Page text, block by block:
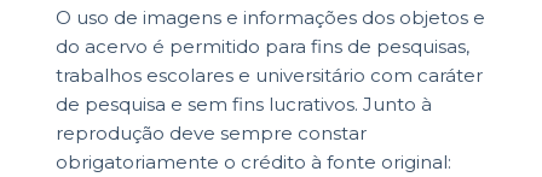
O uso de imagens e informações dos objetos e
do acervo é permitido para fins de pesquisas,
trabalhos escolares e universitário com caráter
de pesquisa e sem fins lucrativos. Junto à
reprodução deve sempre constar
obrigatoriamente o crédito à fonte original: